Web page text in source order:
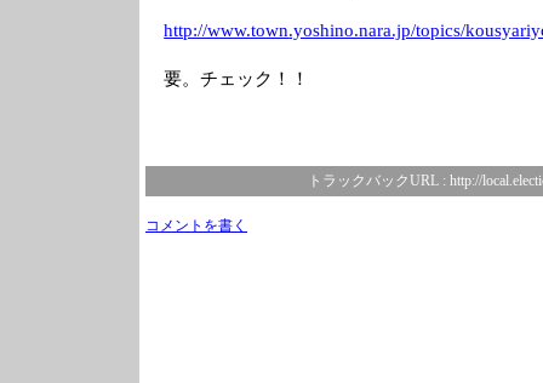
http://www.town.yoshino.nara.jp/topics/kousya
要。チェック！！
トラックバックURL : http://
コメントを書く